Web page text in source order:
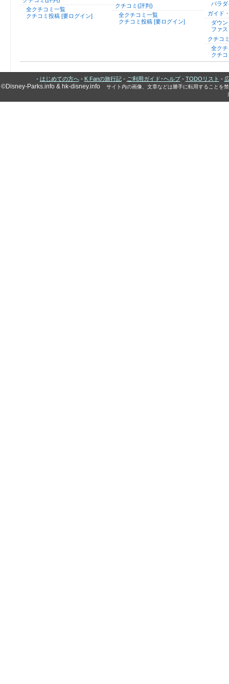
全クチコミ一覧
クチコミ投稿 [要ログイン]
クチコミ(評判)
全クチコミ一覧
クチコミ投稿 [要ログイン]
パラ
ガイド
ダウ
ファ
クチコ
全ク
クチ
-はじめての方へ-K Fanの旅行記-ご利用ガイド･ヘルプ-TODOリスト-
©Disney-Parks.info & hk-disney.infoサイト内の画像、文章などは勝手に転用することを